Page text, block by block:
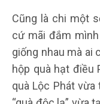
Cũng là chi một
cứ mãi đắm
giống nhau mà ai
hộp quà hạt điều
quà Lộc Phát